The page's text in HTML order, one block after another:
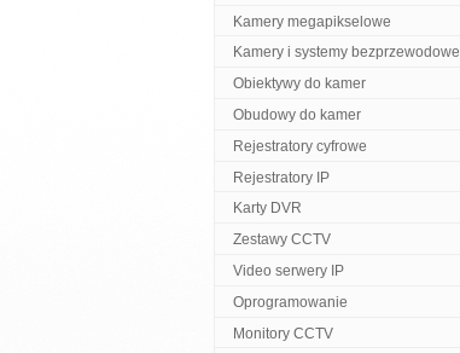
Kamery megapikselowe
Kamery i systemy bezprzewodowe
Obiektywy do kamer
Obudowy do kamer
Rejestratory cyfrowe
Rejestratory IP
Karty DVR
Zestawy CCTV
Video serwery IP
Oprogramowanie
Monitory CCTV